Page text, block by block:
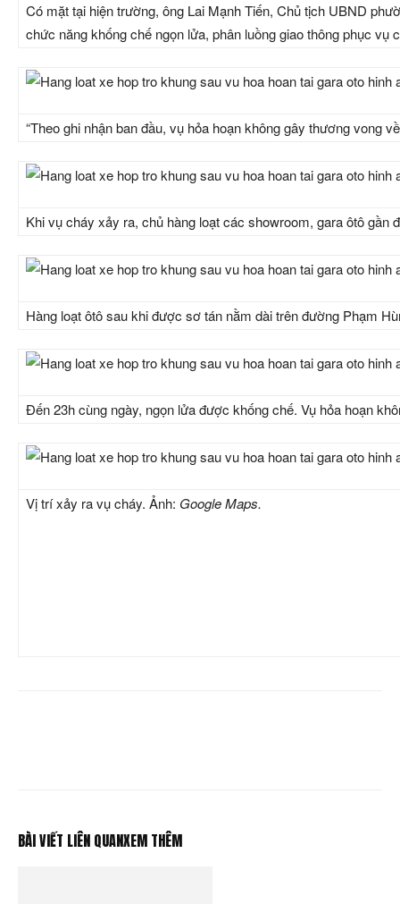
Có mặt tại hiện trường, ông Lai Mạnh Tiến, Chủ tịch UBND
chức năng khống chế ngọn lửa, phân luồng giao thông phục vụ
“Theo ghi nhận ban đầu, vụ hỏa hoạn không gây thương vong
Khi vụ cháy xảy ra, chủ hàng loạt các showroom, gara ôtô gần
Hàng loạt ôtô sau khi được sơ tán nằm dài trên đường Phạm
Đến 23h cùng ngày, ngọn lửa được khống chế. Vụ hỏa hoạn
Vị trí xảy ra vụ cháy. Ảnh: Google Maps.
BÀI VIẾT LIÊN QUANXEM THÊM